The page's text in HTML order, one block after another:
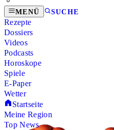
MENÜ SUCHE
Rezepte
Dossiers
Videos
Podcasts
Horoskope
Spiele
E-Paper
Wetter
Startseite
Meine Region
Top News